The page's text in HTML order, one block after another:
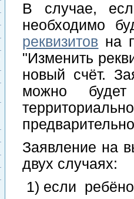
В случае,
необходимо
реквизитов на
"Изменить
новый счёт.
можно
Заявление на
двух случаях:
1) если